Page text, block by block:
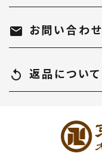
mail お問い合わせ
replay 返品について